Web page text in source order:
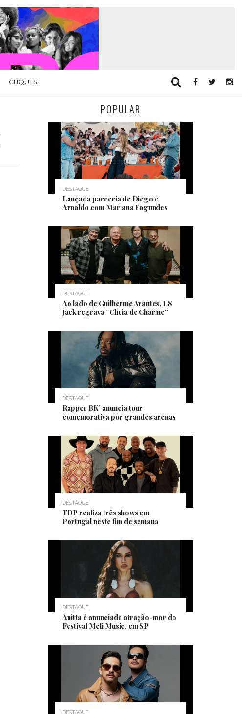
CLIQUES
POPULAR
DESTAQUE
Lançada parceria de Diego e
Arnaldo com Mariana Fagundes
DESTAQUE
Ao lado de Guilherme Arantes, LS
Jack regrava “Cheia de Charme”
DESTAQUE
Rapper BK’ anuncia tour
comemorativa por grandes arenas
DESTAQUE
TDP realiza três shows em
Portugal neste fim de semana
DESTAQUE
Anitta é anunciada atração-mor do
Festival Meli Music, em SP
DESTAQUE